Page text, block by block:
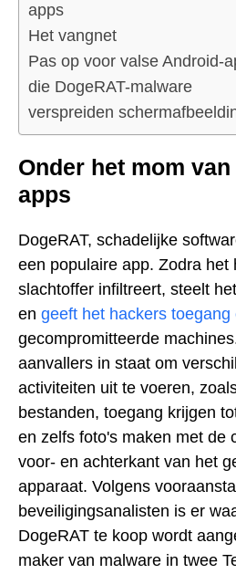
apps
Het vangnet
Pas op voor valse Android-
die DogeRAT-malware
verspreiden
Onder het mom
apps
DogeRAT, schadelijke
een populaire app. Zodra het
slachtoffer infiltreert, steelt
en geeft het hackers toegang
gecompromitteerde
aanvallers in staat om
activiteiten uit te voeren,
bestanden, toegang krijgen
en zelfs foto's maken met de
voor- en achterkant van het
apparaat. Volgens
beveiligingsanalisten is er
DogeRAT te koop wordt
maker van malware in twee